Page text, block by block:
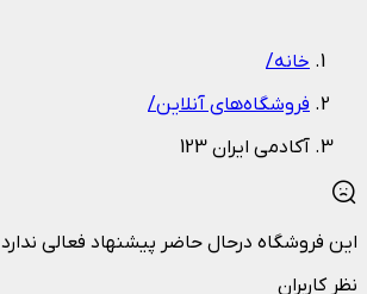
خانه/
فروشگاه‌های آنلاین/
آکادمی ایران 123
این فروشگاه درحال حاضر پیشنهاد فعالی ندارد
نظر کاربران